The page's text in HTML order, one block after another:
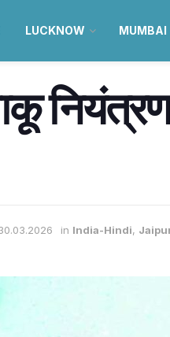
LUCKNOW MUMBAI
in India-Hindi,